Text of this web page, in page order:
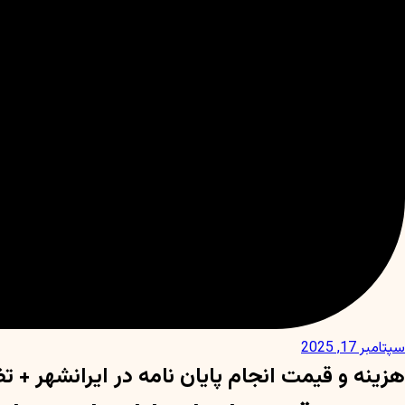
سپتامبر 17, 2025
هزینه و قیمت انجام پایان نامه در ایرانشهر +